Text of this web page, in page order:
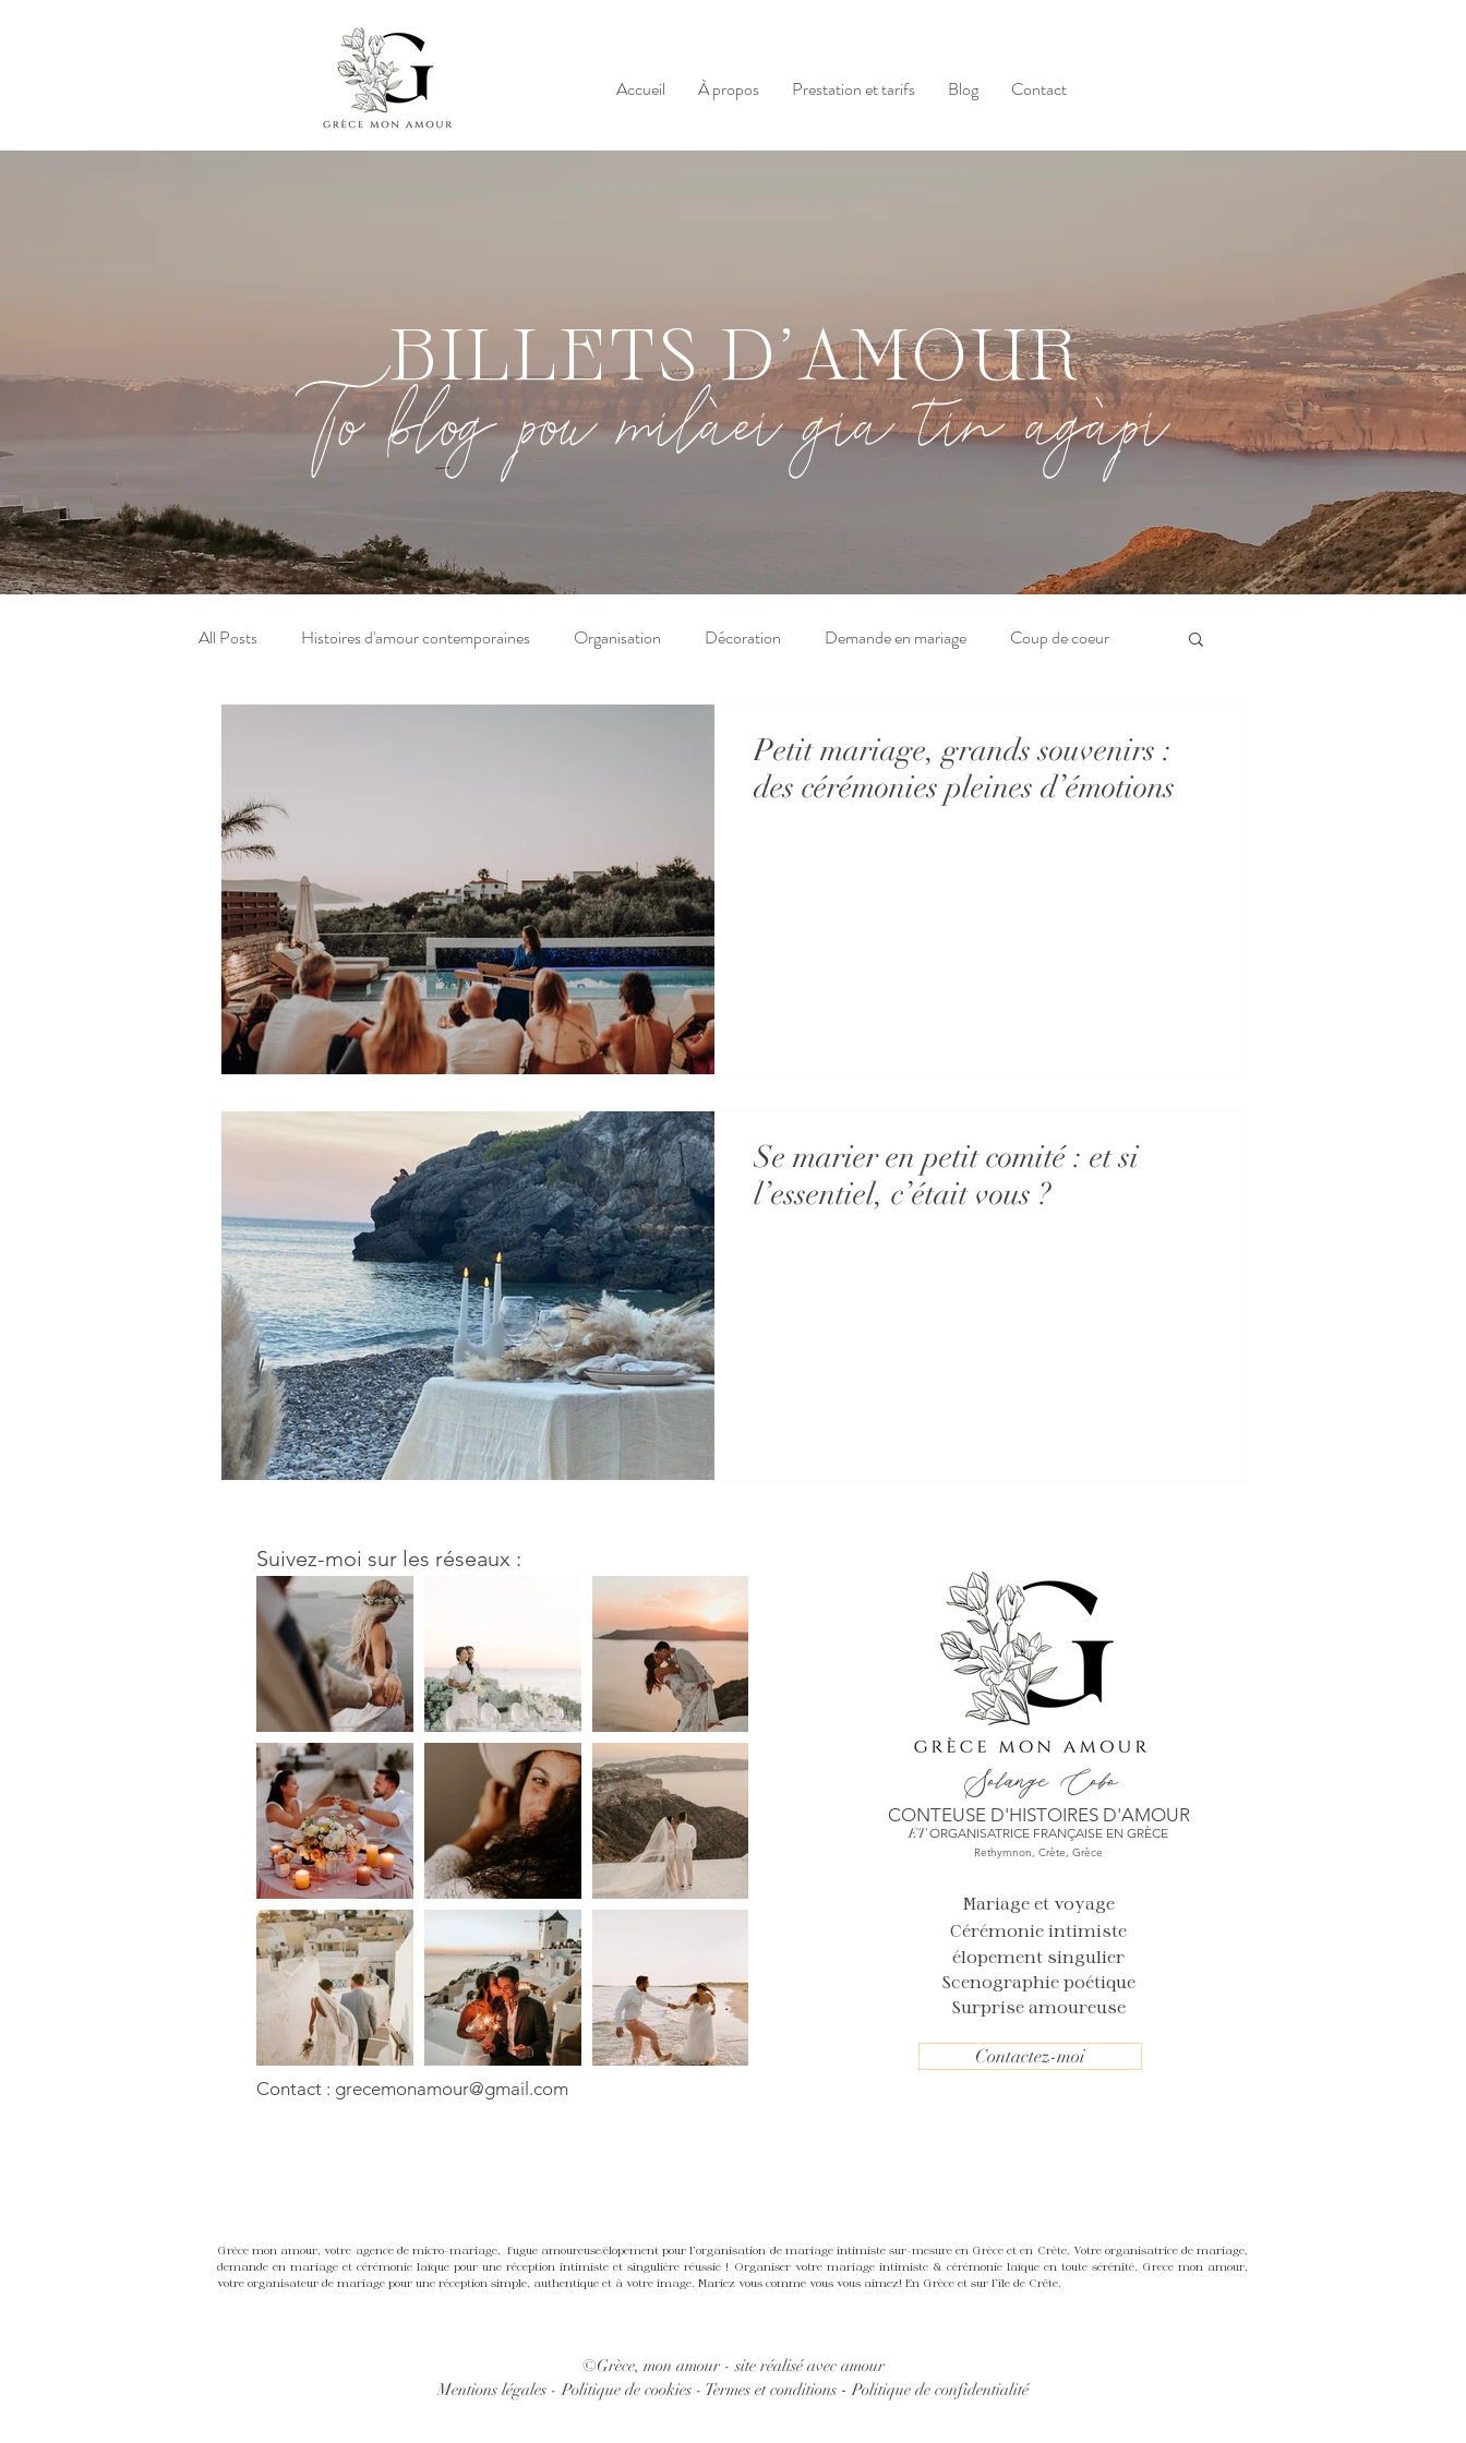
Accueil À propos Prestation et tarifs Blog Contact
BILLETS D'AMOUR
To blog pou milàei gia tin agàpi
All Posts Histoires d'amour contemporaines Organisation Décoration Demande en mariage Coup de coeur
Petit mariage, grands souvenirs :
des cérémonies pleines d’émotions
Se marier en petit comité : et si
l’essentiel, c’était vous ?
Suivez-moi sur les réseaux :
Contact : grecemonamour@gmail.com
Solange Cobo
CONTEUSE D'HISTOIRES D'AMOUR
ETORGANISATRICE FRANÇAISE EN GRÈCE
Rethymnon, Crète, Grèce
Mariage et voyage
Cérémonie intimiste
élopement singulier
Scenographie poétique
Surprise amoureuse
Contactez-moi
Grèce mon amour, votre agence de micro-mariage, fugue amoureuse/élopement pour l'organisation de mariage intimiste sur-mesure en Grèce et en Crète. Votre organisatrice de mariage,
demande en mariage et cérémonie laïque pour une réception intimiste et singulière réussie ! Organiser votre mariage intimiste & cérémonie laïque en toute sérénité. Grece mon amour,
votre organisateur de mariage pour une réception simple, authentique et à votre image. Mariez vous comme vous vous aimez! En Grèce et sur l'île de Crête.
©Grèce, mon amour - site réalisé avec amour
Mentions légales -Politique de cookies - Termes et conditions -Politique de confidentialité